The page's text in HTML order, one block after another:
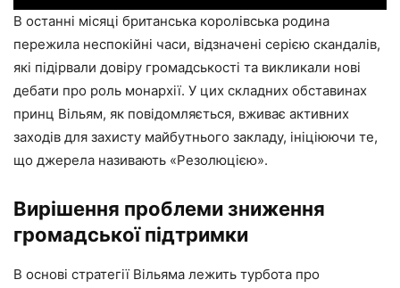
В останні місяці британська королівська родина
пережила неспокійні часи, відзначені серією скандалів,
які підірвали довіру громадськості та викликали нові
дебати про роль монархії. У цих складних обставинах
принц Вільям, як повідомляється, вживає активних
заходів для захисту майбутнього закладу, ініціюючи те,
що джерела називають «Резолюцією».
Вирішення проблеми зниження
громадської підтримки
В основі стратегії Вільяма лежить турбота про